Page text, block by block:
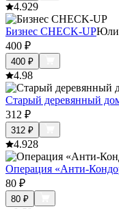
4.929
Бизнес CHECK-UP
400 ₽
400 ₽
4.98
Старый деревянный
312 ₽
312 ₽
4.928
Операция «Анти-
80 ₽
80 ₽